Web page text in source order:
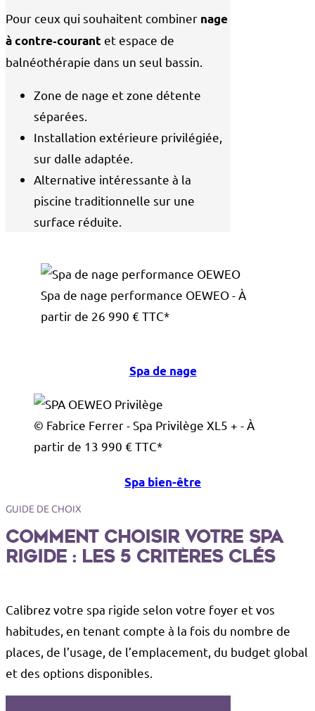
Pour ceux qui souhaitent combiner nage
à contre‑courant et espace de
balnéothérapie dans un seul bassin.
Zone de nage et zone détente
séparées.
Installation extérieure privilégiée,
sur dalle adaptée.
Alternative intéressante à la
piscine traditionnelle sur une
surface réduite.
Spa de nage performance OEWEO - À
partir de 26 990 € TTC*
Spa de nage
© Fabrice Ferrer - Spa Privilège XL5 + - À
partir de 13 990 € TTC*
Spa bien-être
GUIDE DE CHOIX
Comment choisir votre spa
rigide : les 5 critères clés
Calibrez votre spa rigide selon votre foyer et vos
habitudes, en tenant compte à la fois du nombre de
places, de l’usage, de l’emplacement, du budget global
et des options disponibles.